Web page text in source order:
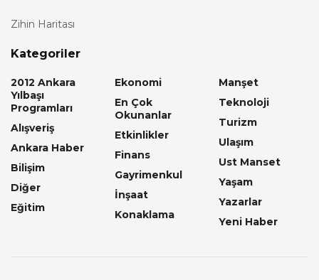
Zihin Haritası
Kategoriler
2012 Ankara
Yılbaşı
Programları
Alışveriş
Ankara Haber
Bilişim
Diğer
Eğitim
Ekonomi
En Çok
Okunanlar
Etkinlikler
Finans
Gayrimenkul
İnşaat
Konaklama
Manşet
Teknoloji
Turizm
Ulaşım
Ust Manset
Yaşam
Yazarlar
Yeni Haber